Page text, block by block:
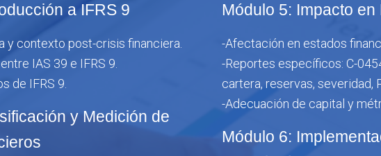
a IFRS 9
y contexto post-crisis financiera.
IAS 39 e IFRS 9.
de IFRS 9.
y Medición de
Módulo 5: Impacto
-Afectación en estados
-Reportes específicos: C-
cartera, reservas, severidad,
-Adecuación de capital y
Módulo 6: